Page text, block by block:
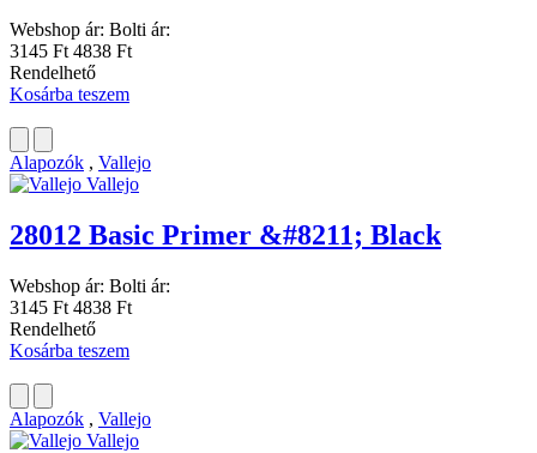
Webshop ár: Bolti ár:
3145 Ft 4838 Ft
Rendelhető
Kosárba teszem
Alapozók , Vallejo
Vallejo
28012 Basic Primer &#8211; Black
Webshop ár: Bolti ár:
3145 Ft 4838 Ft
Rendelhető
Kosárba teszem
Alapozók , Vallejo
Vallejo